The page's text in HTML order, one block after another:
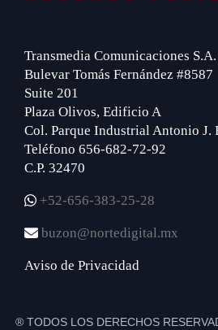
Transmedia Comunicaciones S.A.
Bulevar Tomás Fernández #8587
Suite 201
Plaza Olivos, Edificio A
Col. Parque Industrial Antonio J.
Teléfono 656-682-72-92
C.P. 32470
+52-656-383-25-28
buzon@nortedigital.mx
Aviso de Privacidad
® TODOS LOS DERECHOS